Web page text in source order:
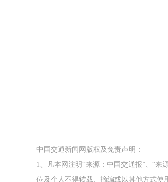
中国交通新闻网版权及免责声明：
1、凡本网注明“来源：中国交通报”、“
位及个人不得转载、摘编或以其他方式使